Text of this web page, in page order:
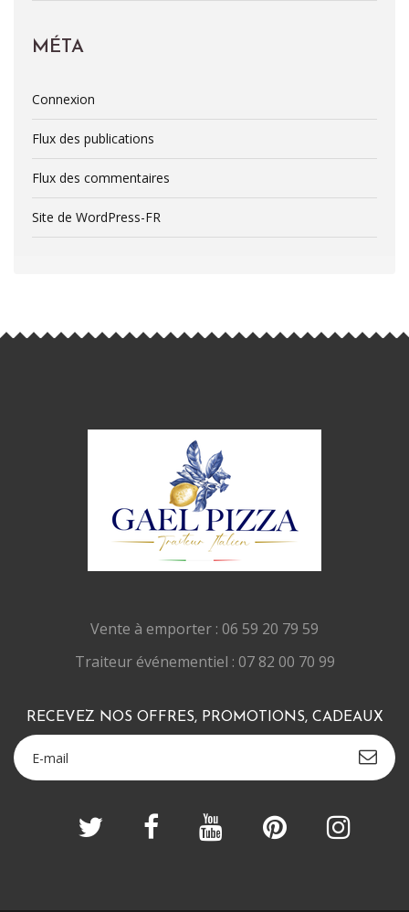
MÉTA
Connexion
Flux des publications
Flux des commentaires
Site de WordPress-FR
Vente à emporter : 06 59 20 79 59
Traiteur événementiel : 07 82 00 70 99
RECEVEZ NOS OFFRES, PROMOTIONS, CADEAUX